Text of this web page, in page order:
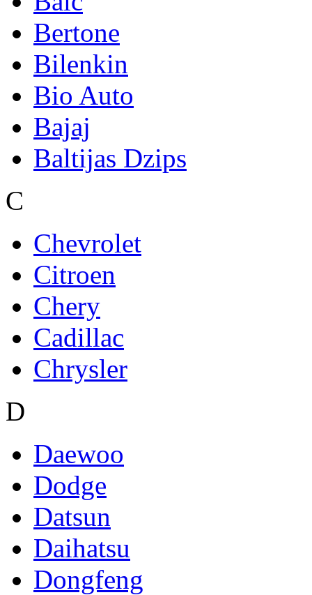
Bertone
Bilenkin
Bio Auto
Bajaj
Baltijas Dzips
C
Chevrolet
Citroen
Chery
Cadillac
Chrysler
D
Daewoo
Dodge
Datsun
Daihatsu
Dongfeng